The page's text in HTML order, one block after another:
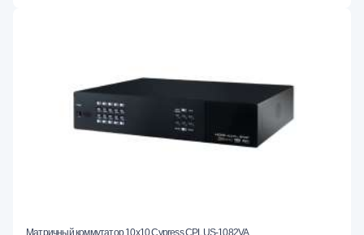
Матричный коммутатор 10х10 Cypress CPLUS-1082VA